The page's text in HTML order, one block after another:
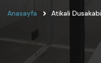
Anasayfa Atikali